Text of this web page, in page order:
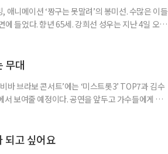
니메이션 ‘짱구는 못말려’의 봉미선. 수많은 이들
들었다. 향년 65세. 강희선 성우는 지난 4일 오전
은 이들에게 깊은 울림을 남겼
무대
브라보 콘서트’에는 ‘미스트롯3’ TOP7과 김수
보여줄 예정이다. 공연을 앞두고 가수들에게 트로
를 때 가장 행복한 제 모습을 발견했다
되고 싶어요